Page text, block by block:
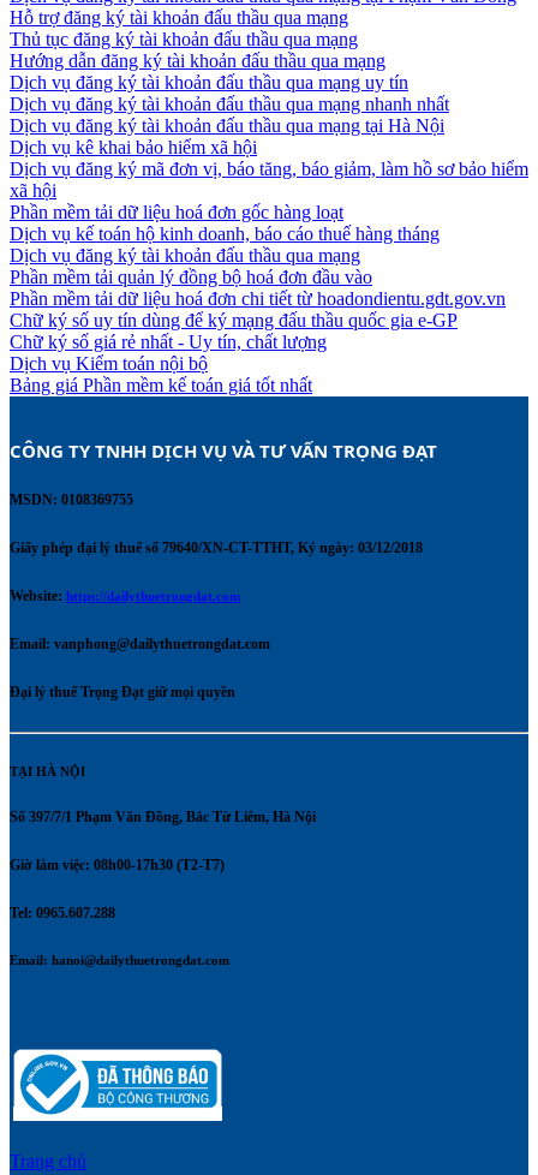
Hỗ trợ đăng ký tài khoản đấu thầu qua mạng
Thủ tục đăng ký tài khoản đấu thầu qua mạng
Hướng dẫn đăng ký tài khoản đấu thầu qua mạng
Dịch vụ đăng ký tài khoản đấu thầu qua mạng uy tín
Dịch vụ đăng ký tài khoản đấu thầu qua mạng nhanh nhất
Dịch vụ đăng ký tài khoản đấu thầu qua mạng tại Hà Nội
Dịch vụ kê khai bảo hiểm xã hội
Dịch vụ đăng ký mã đơn vị, báo tăng, báo giảm, làm hồ sơ bảo hiểm
xã hội
Phần mềm tải dữ liệu hoá đơn gốc hàng loạt
Dịch vụ kế toán hộ kinh doanh, báo cáo thuế hàng tháng
Dịch vụ đăng ký tài khoản đấu thầu qua mạng
Phần mềm tải quản lý đồng bộ hoá đơn đầu vào
Phần mềm tải dữ liệu hoá đơn chi tiết từ hoadondientu.gdt.gov.vn
Chữ ký số uy tín dùng để ký mạng đấu thầu quốc gia e-GP
Chữ ký số giá rẻ nhất - Uy tín, chất lượng
Dịch vụ Kiểm toán nội bộ
Bảng giá Phần mềm kế toán giá tốt nhất
CÔNG TY TNHH DỊCH VỤ VÀ TƯ VẤN TRỌNG ĐẠT
MSDN: 0108369755
Giấy phép đại lý thuế số 79640/XN-CT-TTHT, Ký ngày: 03/12/2018
Website: https://dailythuetrongdat.com
Email: vanphong@dailythuetrongdat.com
Đại lý thuế Trọng Đạt giữ mọi quyền
TẠI HÀ NỘI
Số 397/7/1 Phạm Văn Đồng, Bắc Từ Liêm, Hà Nội
Giờ làm việc: 08h00-17h30 (T2-T7)
Tel: 0965.607.288
Email: hanoi@dailythuetrongdat.com
Trang chủ